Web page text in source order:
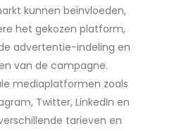
kunnen beïnvloeden,
het gekozen platform,
advertentie-indeling en
van de campagne.
mediaplatformen zoals
Twitter, LinkedIn en
tarieven en